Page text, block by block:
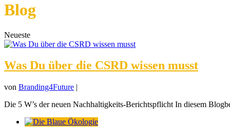
Blog
Neueste
Was Du über die CSRD wissen musst
von Branding4Future |
Die 5 W’s der neuen Nachhaltigkeits-Berichtspflicht In diesem